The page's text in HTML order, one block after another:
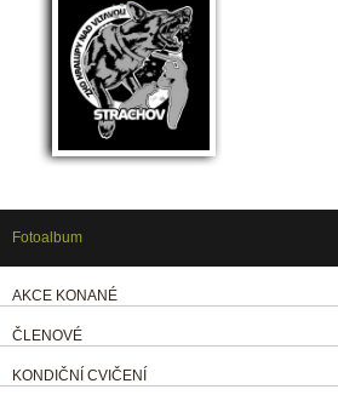
Fotoalbum
AKCE KONANÉ
ČLENOVÉ
KONDIČNÍ CVIČENÍ